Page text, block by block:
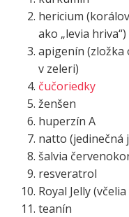
hericium
ako „levia hriva“)
apigenín (zložka
v zeleri)
čučoriedky
ženšen
huperzín A
natto (jedinečná
šalvia
resveratrol
Royal Jelly
teanín